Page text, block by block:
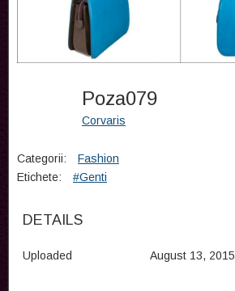
Poza079
Corvaris
Categorii:
Fashion
Etichete:
#Genti
DETAILS
Uploaded August 13, 2015